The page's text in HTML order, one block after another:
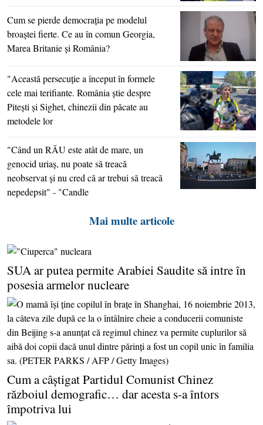
Cum se pierde democraţia pe modelul
broaştei fierte. Ce au în comun Georgia,
Marea Britanie şi România?
"Această persecuţie a început în formele
cele mai terifiante. România ştie despre
Piteşti şi Sighet, chinezii din păcate au
metodele lor
"Când un RĂU este atât de mare, un
genocid uriaş, nu poate să treacă
neobservat şi nu cred că ar trebui să treacă
nepedepsit" - "Candle
Mai multe articole
SUA ar putea permite Arabiei Saudite să intre în
posesia armelor nucleare
Cum a câştigat Partidul Comunist Chinez
războiul demografic… dar acesta s-a întors
împotriva lui